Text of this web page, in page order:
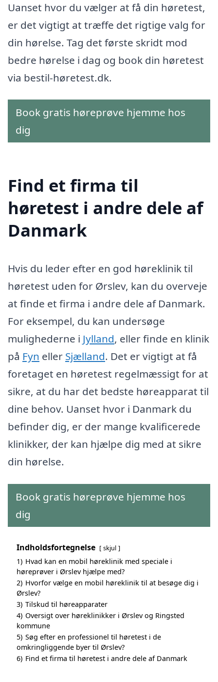
Uanset hvor du vælger at få din høretest,
er det vigtigt at træffe det rigtige valg for
din hørelse. Tag det første skridt mod
bedre hørelse i dag og book din høretest
via bestil-høretest.dk.
Book gratis høreprøve hjemme hos
dig
Find et firma til
høretest i andre dele af
Danmark
Hvis du leder efter en god høreklinik til
høretest uden for Ørslev, kan du overveje
at finde et firma i andre dele af Danmark.
For eksempel, du kan undersøge
mulighederne i Jylland, eller finde en klinik
på Fyn eller Sjælland. Det er vigtigt at få
foretaget en høretest regelmæssigt for at
sikre, at du har det bedste høreapparat til
dine behov. Uanset hvor i Danmark du
befinder dig, er der mange kvalificerede
klinikker, der kan hjælpe dig med at sikre
din hørelse.
Book gratis høreprøve hjemme hos
dig
Indholdsfortegnelse skjul
1) Hvad kan en mobil høreklinik med speciale i
høreprøver i Ørslev hjælpe med?
2) Hvorfor vælge en mobil høreklinik til at besøge dig i
Ørslev?
3) Tilskud til høreapparater
4) Oversigt over høreklinikker i Ørslev og Ringsted
kommune
5) Søg efter en professionel til høretest i de
omkringliggende byer til Ørslev?
6) Find et firma til høretest i andre dele af Danmark